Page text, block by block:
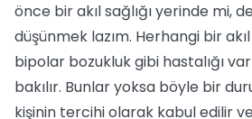
önce bir akıl sağlığı yerinde mi,
düşünmek lazım. Herhangi bir
bipolar bozukluk gibi hastalığı
bakılır. Bunlar yoksa böyle bir
kişinin tercihi olarak kabul edilir